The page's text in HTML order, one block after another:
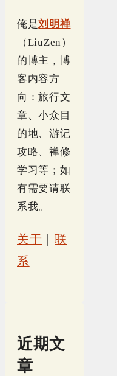
俺是刘明禅
（LiuZen）
的博主，博
客内容方
向：旅行文
章、小众目
的地、游记
攻略、禅修
学习等；如
有需要请联
系我。
关于 ｜联
系
近期文
章